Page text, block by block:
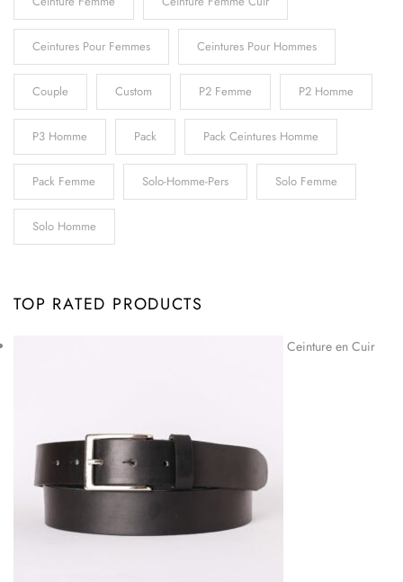
Ceintures Pour Femmes Ceintures Pour Hommes
Couple Custom P2 Femme P2 Homme
P3 Homme Pack Pack Ceintures Homme
Pack Femme Solo-Homme-Pers Solo Femme
Solo Homme
TOP RATED PRODUCTS
Ceinture en Cuir